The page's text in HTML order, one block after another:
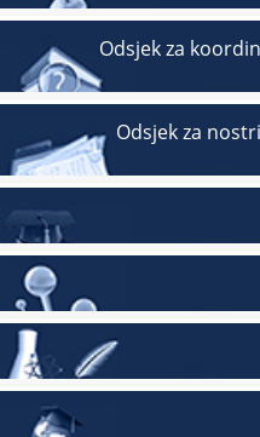
Odsjek za
Odsjek za